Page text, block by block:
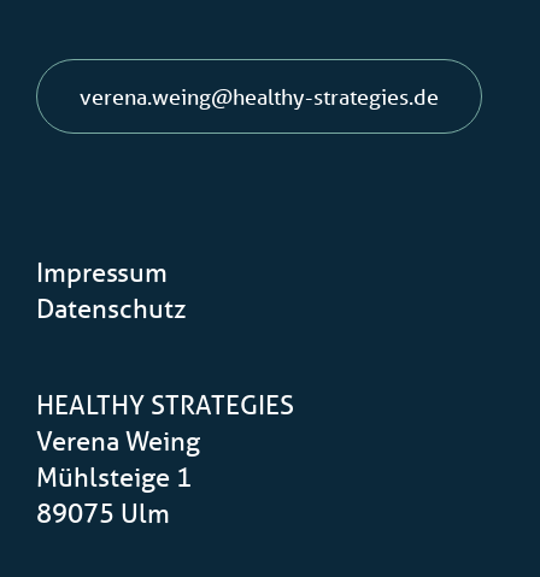
verena.weing@healthy-strategies.de
Impressum
Datenschutz
HEALTHY STRATEGIES
Verena Weing
Mühlsteige 1
89075 Ulm